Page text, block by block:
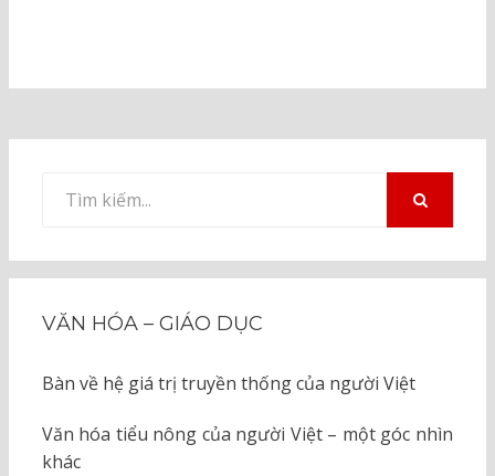
kiếm
VĂN HÓA – GIÁO DỤC
Bàn về hệ giá trị truyền thống của người Việt
Văn hóa tiểu nông của người Việt – một góc nhìn
khác